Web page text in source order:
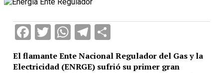
Facebook
Twitter
WhatsApp
Telegram
Compartir
El flamante Ente Nacional Regulador del Gas y la
Electricidad (ENRGE) sufrió su primer gran